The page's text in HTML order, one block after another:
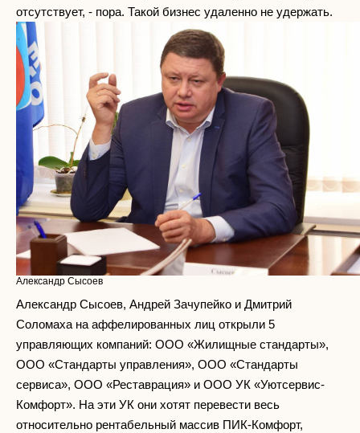
отсутствует, - пора. Такой бизнес удаленно не удержать.
Александр Сысоев
Александр Сысоев, Андрей Зачупейко и Дмитрий
Соломаха на аффелированных лиц открыли 5
управляющих компаний: ООО «Жилищные стандарты»,
ООО «Стандарты управления», ООО «Стандарты
сервиса», ООО «Реставрация» и ООО УК «Уютсервис-
Комфорт». На эти УК они хотят перевести весь
относительно рентабельный массив ПИК-Комфорт,